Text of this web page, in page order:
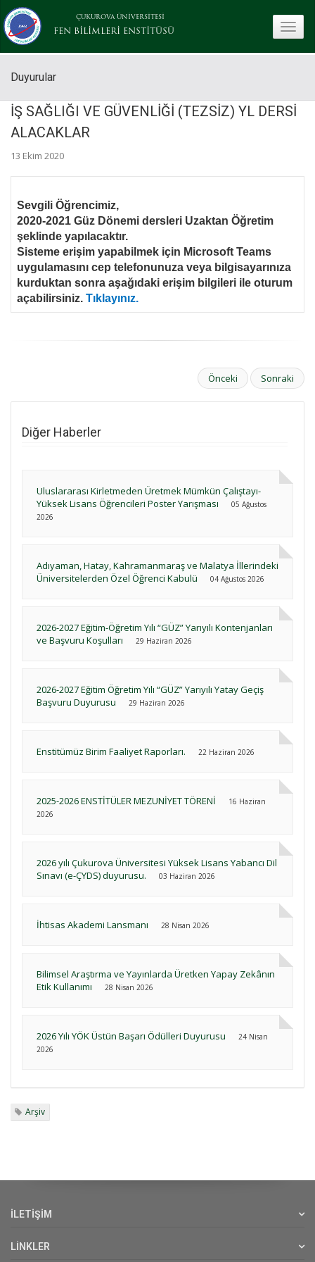
ÇUKUROVA ÜNİVERSİTESİ
FEN BİLİMLERİ ENSTİTÜSÜ
Duyurular
İŞ SAĞLIĞI VE GÜVENLİĞİ (TEZSİZ) YL DERSİ
ALACAKLAR
13 Ekim 2020
Sevgili Öğrencimiz,
2020-2021 Güz Dönemi dersleri Uzaktan Öğretim
şeklinde yapılacaktır.
Sisteme erişim yapabilmek için Microsoft Teams
uygulamasını cep telefonunuza veya bilgisayarınıza
kurduktan sonra aşağıdaki erişim bilgileri ile oturum
açabilirsiniz. Tıklayınız.
Önceki Sonraki
Diğer Haberler
Uluslararası Kirletmeden Üretmek Mümkün Çalıştayı-
Yüksek Lisans Öğrencileri Poster Yarışması
05 Ağustos
2026
Adıyaman, Hatay, Kahramanmaraş ve Malatya İllerindeki
Üniversitelerden Özel Öğrenci Kabulü
04 Ağustos 2026
2026-2027 Eğitim-Öğretim Yılı “GÜZ” Yarıyılı Kontenjanları
ve Başvuru Koşulları
29 Haziran 2026
2026-2027 Eğitim Öğretim Yılı “GÜZ” Yarıyılı Yatay Geçiş
Başvuru Duyurusu
29 Haziran 2026
Enstitümüz Birim Faaliyet Raporları. 22 Haziran 2026
2025-2026 ENSTİTÜLER MEZUNİYET TÖRENİ
16 Haziran
2026
2026 yılı Çukurova Üniversitesi Yüksek Lisans Yabancı Dil
Sınavı (e-ÇYDS) duyurusu.
03 Haziran 2026
İhtisas Akademi Lansmanı 28 Nisan 2026
Bilimsel Araştırma ve Yayınlarda Üretken Yapay Zekânın
Etik Kullanımı
28 Nisan 2026
2026 Yılı YÖK Üstün Başarı Ödülleri Duyurusu
24 Nisan
2026
Arşiv
İLETİŞİM
LİNKLER